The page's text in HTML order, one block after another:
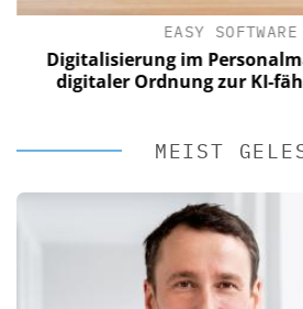
EASY
Digitalisierung im
digitaler Ordnung zur KI-
MEIST